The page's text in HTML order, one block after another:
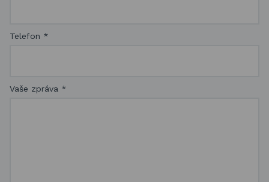
Telefon *
Vaše zpráva *